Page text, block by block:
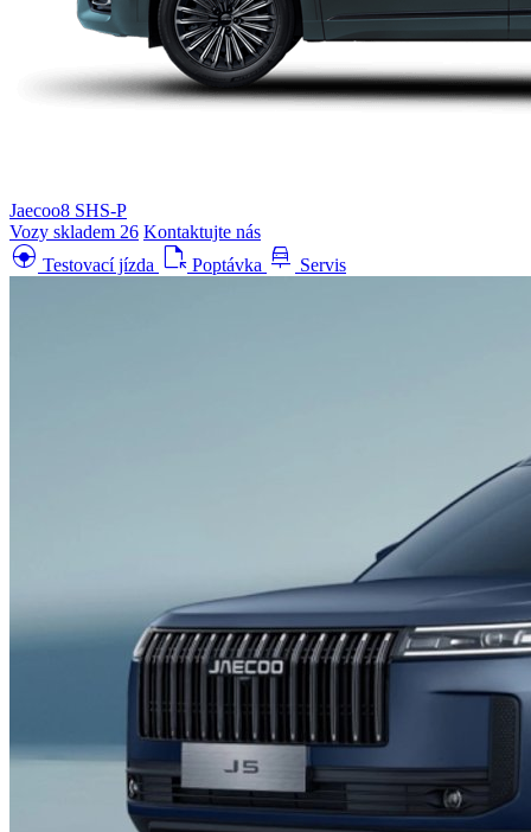
Jaecoo8 SHS-P
Vozy skladem 26 Kontaktujte nás
search_hands_free Testovací jízda file_open Poptávka car_repair Servis